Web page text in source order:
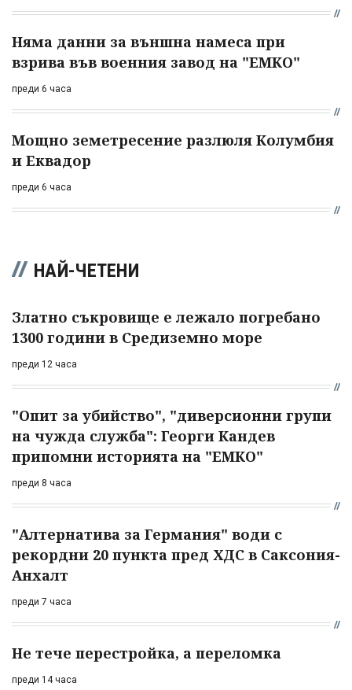
Няма данни за външна намеса при
взрива във военния завод на "ЕМКО"
преди 6 часа
Мощно земетресение разлюля Колумбия
и Еквадор
преди 6 часа
НАЙ-ЧЕТЕНИ
Златно съкровище е лежало погребано
1300 години в Средиземно море
преди 12 часа
"Опит за убийство", "диверсионни групи
на чужда служба": Георги Кандев
припомни историята на "ЕМКО"
преди 8 часа
"Алтернатива за Германия" води с
рекордни 20 пункта пред ХДС в Саксония-
Анхалт
преди 7 часа
Не тече перестройка, а переломка
преди 14 часа